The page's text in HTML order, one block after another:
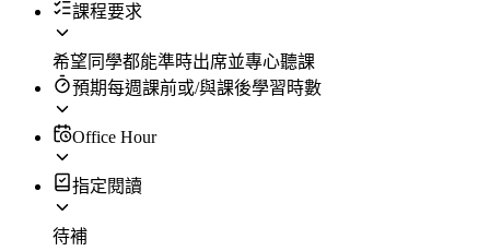
課程要求
希望同學都能準時出席並專心聽課
預期每週課前或/與課後學習時數
Office Hour
指定閱讀
待補